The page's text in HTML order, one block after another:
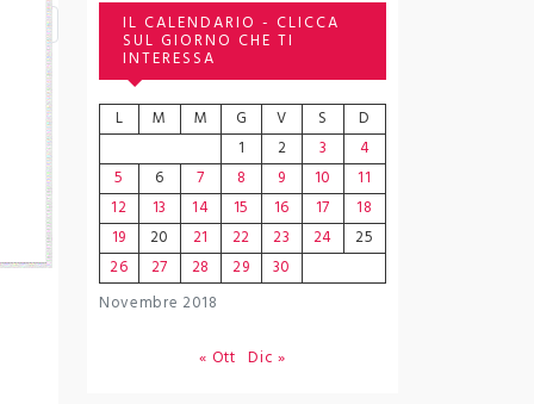
IL CALENDARIO - CLICCA
SUL GIORNO CHE TI
INTERESSA
Novembre 2018
L M M G V S
D
1
2 3
4
5
6 7 8 9 10
11
12
13 14 15 16 17
18
19
20 21 22 23 24
25
26
27 28 29 30
« Ott Dic »